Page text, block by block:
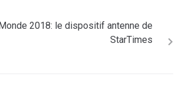
2018: le dispositif antenne de
StarTimes